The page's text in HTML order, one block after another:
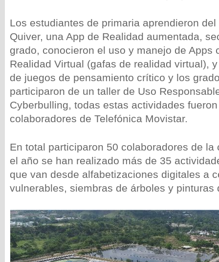
Los estudiantes de primaria aprendieron
Quiver, una App de Realidad aumentada,
grado, conocieron el uso y manejo de Apps
Realidad Virtual (gafas de realidad virtual),
de juegos de pensamiento crítico y los
participaron de un taller de Uso
Cyberbulling, todas estas actividades
colaboradores de Telefónica Movistar.
En total participaron 50 colaboradores de la
el año se han realizado más de 35
que van desde alfabetizaciones digitales a
vulnerables, siembras de árboles y pinturas
wp-
wp-